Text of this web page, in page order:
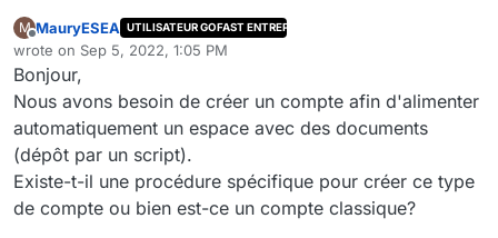
M
Offline
MauryESEA UTILISATEUR GOFAST ENTREPRISE
wrote on Sep 5, 2022, 1:05 PM
last edited by
Bonjour,
Nous avons besoin de créer un compte afin d'alimenter
automatiquement un espace avec des documents
(dépôt par un script).
Existe-t-il une procédure spécifique pour créer ce type
de compte ou bien est-ce un compte classique?